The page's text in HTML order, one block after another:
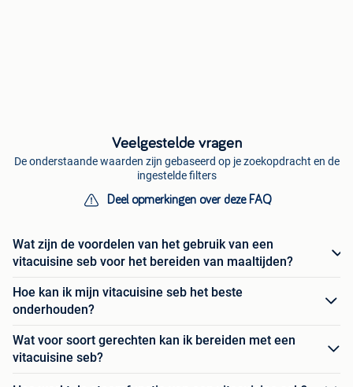
Veelgestelde vragen
De onderstaande waarden zijn gebaseerd op je zoekopdracht en de
ingestelde filters
Deel opmerkingen over deze FAQ
Wat zijn de voordelen van het gebruik van een
vitacuisine seb voor het bereiden van maaltijden?
Hoe kan ik mijn vitacuisine seb het beste
onderhouden?
Wat voor soort gerechten kan ik bereiden met een
vitacuisine seb?